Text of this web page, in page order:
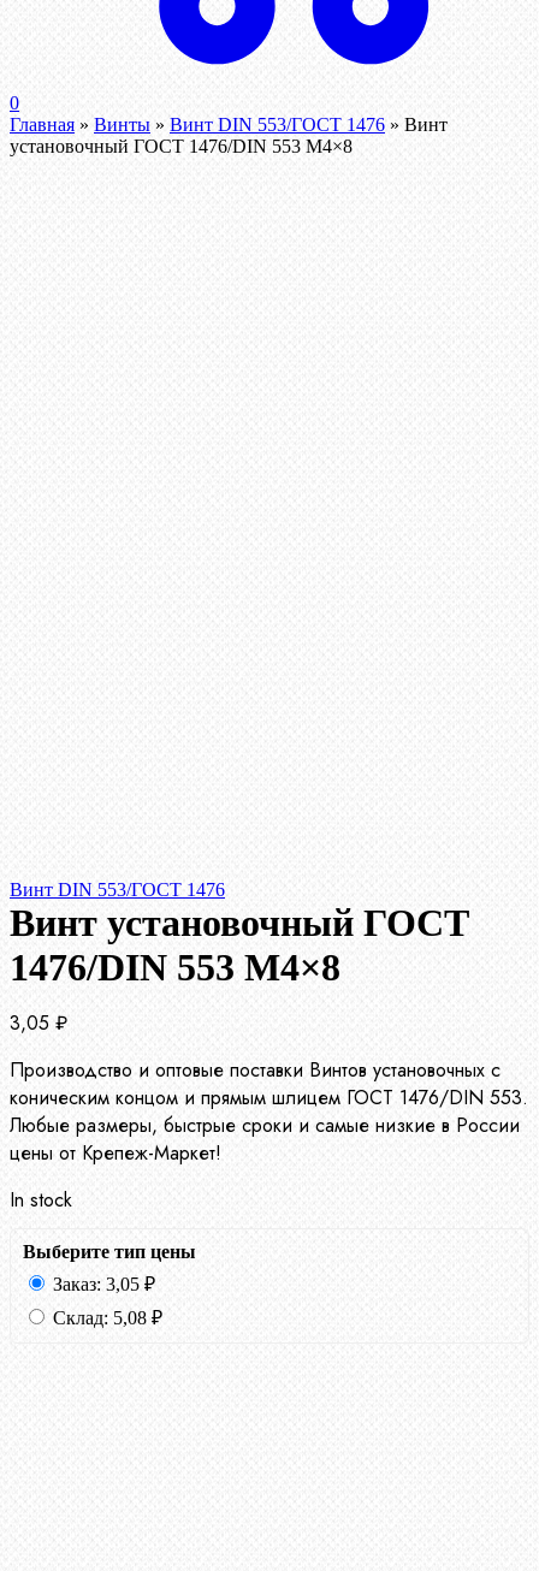
0
Главная » Винты » Винт DIN 553/ГОСТ 1476 » Винт
установочный ГОСТ 1476/DIN 553 М4×8
Винт DIN 553/ГОСТ 1476
Винт установочный ГОСТ
1476/DIN 553 М4×8
3,05 ₽
Производство и оптовые поставки Винтов установочных с
коническим концом и прямым шлицем ГОСТ 1476/DIN 553.
Любые размеры, быстрые сроки и самые низкие в России
цены от Крепеж-Маркет!
In stock
Выберите тип цены
Заказ: 3,05 ₽
Склад: 5,08 ₽